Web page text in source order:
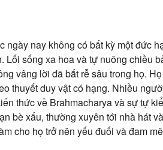
ngày nay không có bất kỳ một đức
Lối sống xa hoa và tự nuông chiều
vâng lời đã bắt rễ sâu trong họ.
thuyết duy vật có hạng. Nhiều
thức về Brahmacharya và sự tự
bè xấu, thường xuyên tới nhà hát
cho họ trở nên yếu đuối và đam